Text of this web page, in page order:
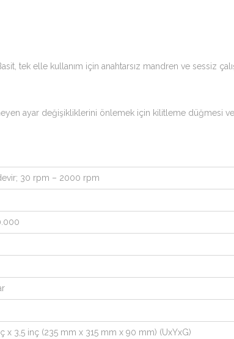
tek elle kullanım için anahtarsız mandren ve sessiz
ayar değişikliklerini önlemek için kilitleme düğmesi ve
30 rpm – 2000 rpm
x 3,5 inç (235 mm x 315 mm x 90 mm) (UxYxG)